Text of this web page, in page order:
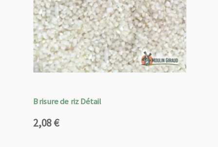
Brisure de riz Détail
2,08€